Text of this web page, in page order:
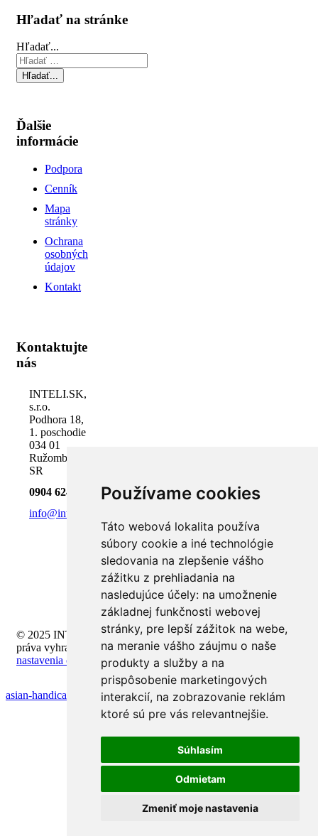
Používame cookies
Táto webová lokalita používa
súbory cookie a iné technológie
sledovania na zlepšenie vášho
zážitku z prehliadania na
nasledujúce účely: na umožnenie
základnej funkčnosti webovej
stránky, pre lepší zážitok na webe,
na meranie vášho záujmu o naše
produkty a služby a na
prispôsobenie marketingových
interakcií, na zobrazovanie reklám
ktoré sú pre vás relevantnejšie.
Súhlasím
Odmietam
Zmeniť moje nastavenia
Hľadať na stránke
Hľadať...
Hľadať...
Ďalšie
informácie
Podpora
Cenník
Mapa
stránky
Ochrana
osobných
údajov
Kontakt
Kontaktujte
nás
INTELI.SK,
s.r.o.
Podhora 18,
1. poschodie
034 01
Ružomberok,
SR
0904 624 918
info@inteli.sk
© 2025 INTELI.SK, s.r.o., všetky
práva vyhradené -
upraviť
nastavenia cookies
asian-handicap-vs-european-handicap-guide